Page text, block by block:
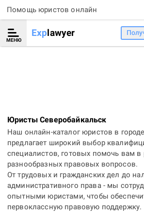
Помощь юристов онлайн
МЕНЮ
Explawyer
Юристы Северобайкальск
Наш онлайн-каталог юристов в
предлагает широкий выбор
специалистов, готовых помочь вам
разнообразных правовых вопросов.
От трудовых и гражданских дел до
административного права - мы
опытными юристами, чтобы
первоклассную правовую поддержку.